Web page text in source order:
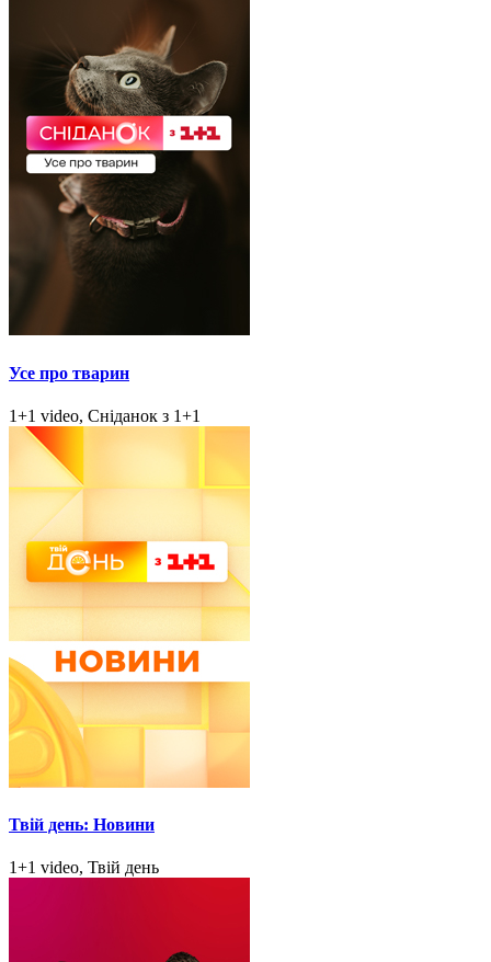
Усе про тварин
1+1 video, Сніданок з 1+1
Твій день: Новини
1+1 video, Твій день